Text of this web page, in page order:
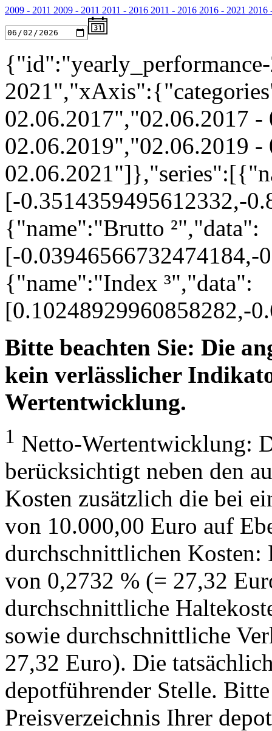
2009 - 2011 2009 - 2011 2011 - 2016 2011 - 2016 2016 - 2021 2016
02.06.2017","02.06.2017
02.06.2019","02.06.2019
[-0.3514359495612332,-
{"name":"Brutto ²","data":
[-0.03946566732474184,-
{"name":"Index ³","data":
[0.10248929960858282,-
Bitte beachten Sie: Die
kein verlässlicher
Wertentwicklung.
1 Netto-Wertentwicklung:
berücksichtigt neben den
Kosten zusätzlich die bei
von 10.000,00 Euro auf
durchschnittlichen
von 0,2732 % (= 27,32
durchschnittliche
sowie durchschnittliche
27,32 Euro). Die
depotführender Stelle.
Preisverzeichnis Ihrer